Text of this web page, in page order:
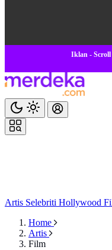
Iklan -
Artis Selebriti Hollywood
Home
Artis
Film